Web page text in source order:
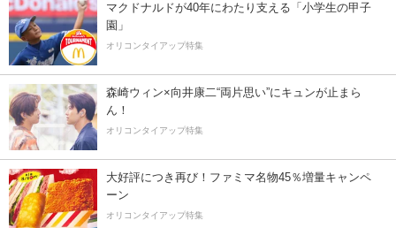
マクドナルドが40年にわたり支える「小学生の甲子
園」
オリコンタイアップ特集
森崎ウィン×向井康二“両片思い”にキュンが止まら
ん！
オリコンタイアップ特集
大好評につき再び！ファミマ名物45％増量キャンペ
ーン
オリコンタイアップ特集